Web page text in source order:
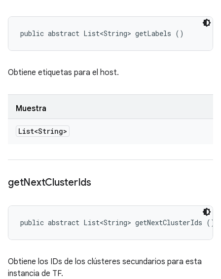
public abstract List<String> getLabels ()
Obtiene etiquetas para el host.
Muestra
List<String>
getNextClusterIds
public abstract List<String> getNextClusterIds ()
Obtiene los IDs de los clústeres secundarios para esta
instancia de TF.